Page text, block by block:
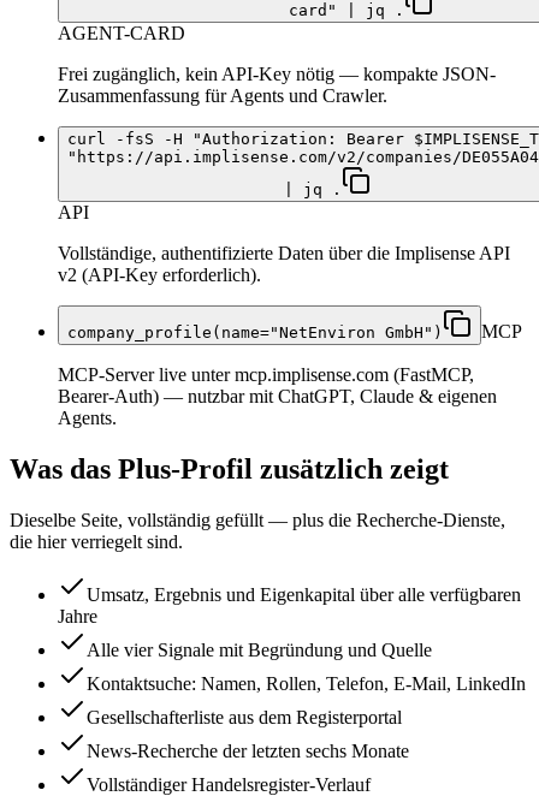
card" | jq .
AGENT-CARD
Frei zugänglich, kein API-Key nötig — kompakte JSON-
Zusammenfassung für Agents und Crawler.
curl -fsS -H "Authorization: Bearer
"https://api.implisense.com/v2/companies/
| jq .
API
Vollständige, authentifizierte Daten über die Implisense API
v2 (API-Key erforderlich).
company_profile(name="NetEnviron GmbH") MCP
MCP-Server live unter mcp.implisense.com (FastMCP,
Bearer-Auth) — nutzbar mit ChatGPT, Claude & eigenen
Agents.
Was das Plus-Profil zusätzlich zeigt
Dieselbe Seite, vollständig gefüllt — plus die Recherche-Dienste,
die hier verriegelt sind.
Umsatz, Ergebnis und Eigenkapital über alle verfügbaren
Jahre
Alle vier Signale mit Begründung und Quelle
Kontaktsuche: Namen, Rollen, Telefon, E-Mail, LinkedIn
Gesellschafterliste aus dem Registerportal
News-Recherche der letzten sechs Monate
Vollständiger Handelsregister-Verlauf